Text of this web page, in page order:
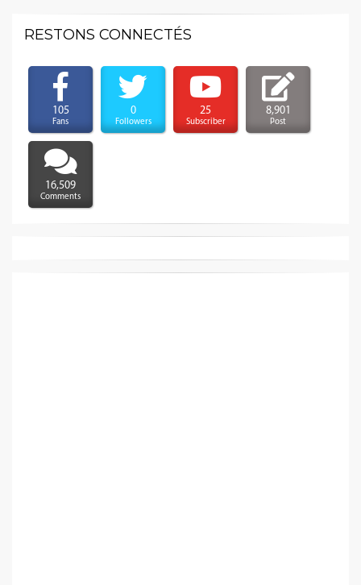
RESTONS CONNECTÉS
105
Fans
0
Followers
25
Subscriber
8,901
Post
16,509
Comments